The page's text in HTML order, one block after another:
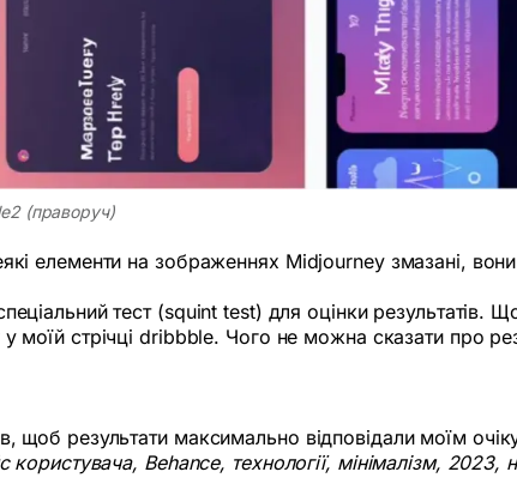
(праворуч)
елементи на зображеннях Midjourney змазані,
тест (squint test) для оцінки результатів.
стрічці dribbble. Чого не можна сказати про
щоб результати максимально відповідали моїм
Behance, технології, мінімалізм, 2023,